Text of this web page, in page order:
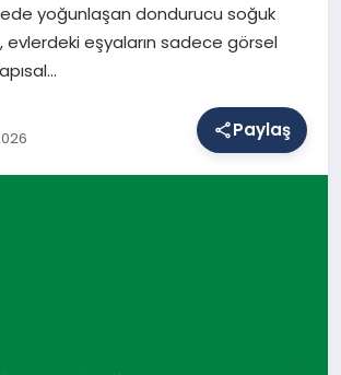
yoğunlaşan dondurucu soğuk
evlerdeki eşyaların sadece görsel
Paylaş